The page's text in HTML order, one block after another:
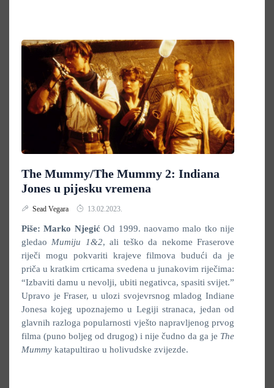
The Mummy/The Mummy 2: Indiana
Jones u pijesku vremena
Sead Vegara 13.02.2023.
Piše: Marko Njegić Od 1999. naovamo malo tko nije
gledao Mumiju 1&2, ali teško da nekome Fraserove
riječi mogu pokvariti krajeve filmova budući da je
priča u kratkim crticama svedena u junakovim riječima:
“Izbaviti damu u nevolji, ubiti negativca, spasiti svijet.”
Upravo je Fraser, u ulozi svojevrsnog mladog Indiane
Jonesa kojeg upoznajemo u Legiji stranaca, jedan od
glavnih razloga popularnosti vješto napravljenog prvog
filma (puno boljeg od drugog) i nije čudno da ga je The
Mummy katapultirao u holivudske zvijezde.